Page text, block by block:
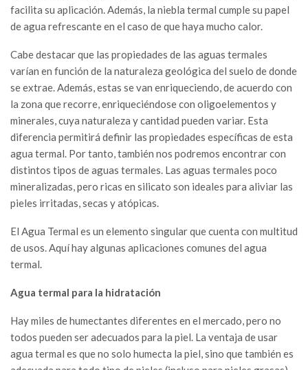
facilita su aplicación. Además, la niebla termal cumple su papel
de agua refrescante en el caso de que haya mucho calor.
Cabe destacar que las propiedades de las aguas termales
varían en función de la naturaleza geológica del suelo de donde
se extrae. Además, estas se van enriqueciendo, de acuerdo con
la zona que recorre, enriqueciéndose con oligoelementos y
minerales, cuya naturaleza y cantidad pueden variar. Esta
diferencia permitirá definir las propiedades específicas de esta
agua termal. Por tanto, también nos podremos encontrar con
distintos tipos de aguas termales. Las aguas termales poco
mineralizadas, pero ricas en silicato son ideales para aliviar las
pieles irritadas, secas y atópicas.
El Agua Termal es un elemento singular que cuenta con multitud
de usos. Aquí hay algunas aplicaciones comunes del agua
termal.
Agua termal para la hidratación
Hay miles de humectantes diferentes en el mercado, pero no
todos pueden ser adecuados para la piel. La ventaja de usar
agua termal es que no solo humecta la piel, sino que también es